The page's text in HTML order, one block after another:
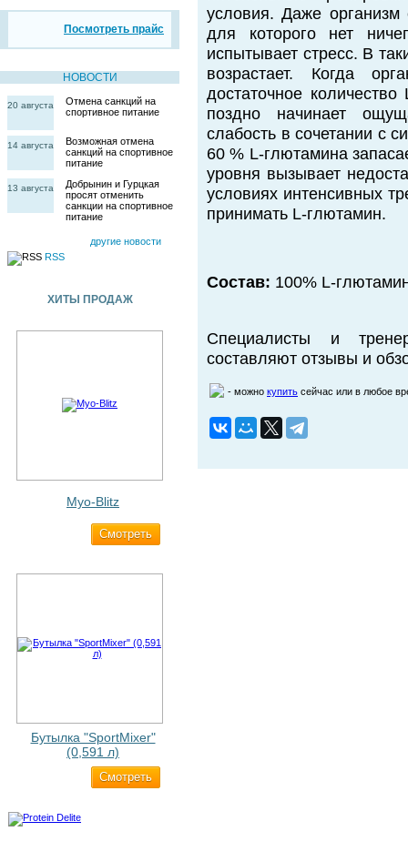
Посмотреть прайс
НОВОСТИ
20 августа
Отмена санкций на
спортивное питание
14 августа
Возможная отмена
санкций на спортивное
питание
13 августа
Добрынин и Гурцкая
просят отменить
санкции на спортивное
питание
другие новости
RSS
ХИТЫ ПРОДАЖ
Myo-Blitz
Cмотреть
Бутылка "SportMixer"
(0,591 л)
Cмотреть
условия. Даже организм
для которого нет
испытывает стресс. В
возрастает. Когда
достаточное
поздно начинает
слабость в сочетании с
60 % L-глютамина
уровня вызывает
условиях интенсивных
принимать L-глютамин.
Состав: 100% L-
Специалисты и
составляют отзывы и
- можно купить сейчас или в любое